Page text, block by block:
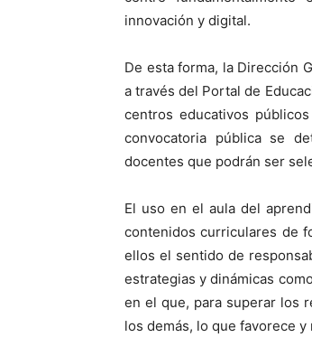
innovación y digital.
De esta forma, la Dirección
a través del Portal de
centros educativos
convocatoria pública se
docentes que podrán ser
El uso en el aula del
contenidos curriculares de
ellos el sentido de
estrategias y dinámicas
en el que, para superar los
los demás, lo que favorece